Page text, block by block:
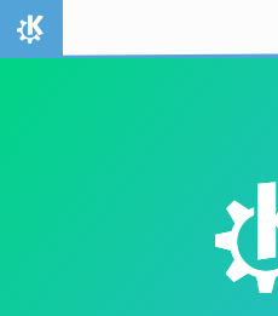
Перейти до вмісту
Домівка